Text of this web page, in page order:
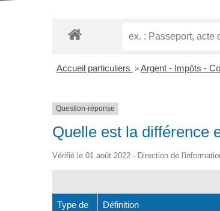
Accueil particuliers > Argent - Impôts -
Question-réponse
Quelle est la différence
Vérifié le 01 août 2022 - Direction de
Type de
Définition